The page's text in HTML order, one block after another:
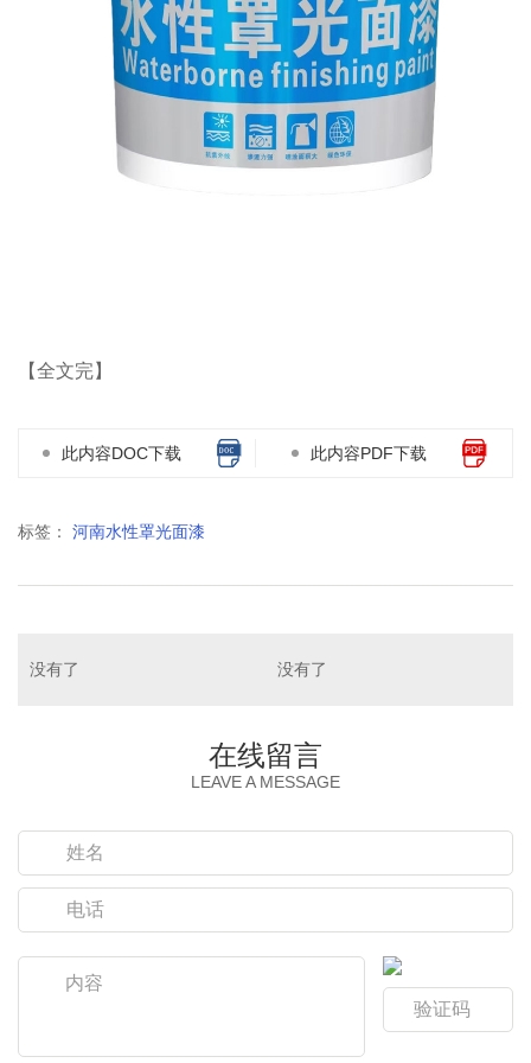
【全文完】
此内容DOC下载 此内容PDF下载
标签： 河南水性罩光面漆
没有了 没有了
在线留言
LEAVE A MESSAGE